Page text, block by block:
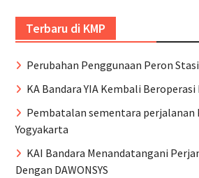
Terbaru di KMP
Perubahan Penggunaan Peron
KA Bandara YIA Kembali
Pembatalan sementara perjalanan
Yogyakarta
KAI Bandara Menandatangani
Dengan DAWONSYS